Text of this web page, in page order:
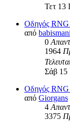
Τετ 13
Οδηγός
από
0
1964
Σάβ 15
Οδηγός
από Giorgans
4
3375